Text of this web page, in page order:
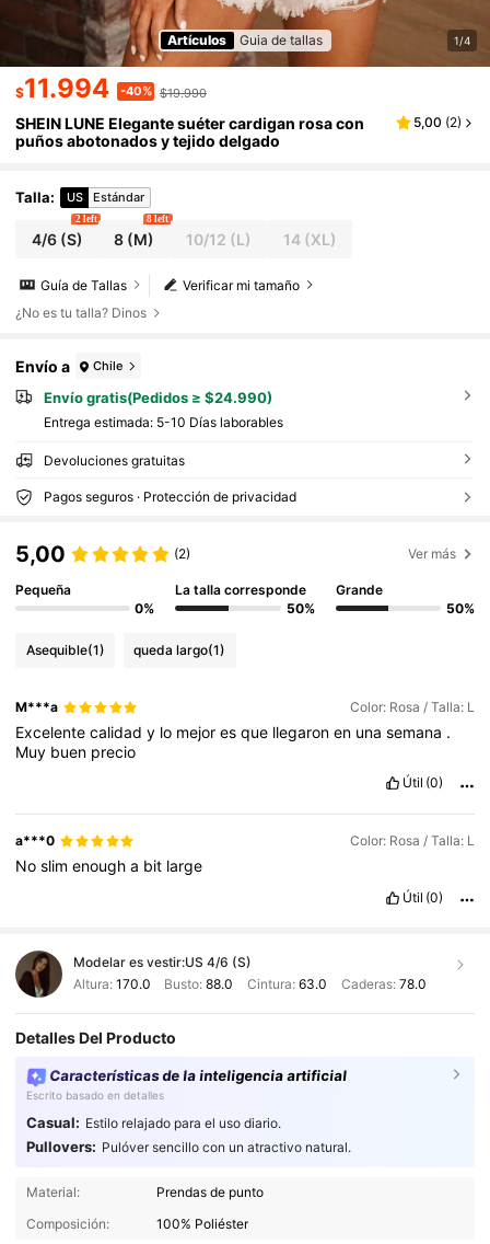
Artículos Guia de tallas 1/4
$11.994 -40% $19.990
SHEIN LUNE Elegante suéter cardigan rosa con
puños abotonados y tejido delgado
5,00 (2)
Talla: US Estándar
4/6(S)
2 left
8 (M)
8 left
10/12 (L) 14(XL)
Verificar mi tamaño
Guía de Tallas
¿No es tu talla? Dinos
Envío a Chile
Envío gratis(Pedidos ≥ $24.990)
Entrega estimada: 5-10 Días laborables
Devoluciones gratuitas
Pagos seguros · Protección de privacidad
5,00 (2) Ver más
Pequeña
0%
La talla corresponde
50%
Grande
50%
Asequible(1) queda largo(1)
M***a Color: Rosa / Talla: L
Excelentecalidady lo mejoresque llegaronen unasemana .
Muy buen precio
Útil (0)
a***0 Color: Rosa / Talla: L
Noslimenougha bit large
Útil (0)
Modelar es vestir:US 4/6 (S)
Altura: 170.0 Busto:88.0 Cintura: 63.0 Caderas: 78.0
Detalles Del Producto
Características de la inteligencia artificial
Escrito basado en detalles
Casual: Estilo relajado para el uso diario.
Pullovers: Pulóver sencillo con un atractivo natural.
Material:
Prendas de punto
Composición:
100% Poliéster
1M Seguidores